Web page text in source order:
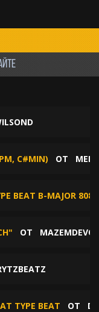
C#MIN) ОТ
BEAT B-MAJOR
ОТ MAZEMDEVOL
TYPE BEAT ОТ